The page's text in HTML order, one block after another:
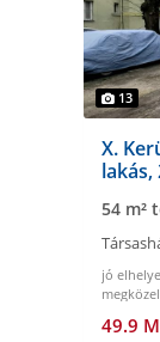
13
X.
54 m²
jó
49.9